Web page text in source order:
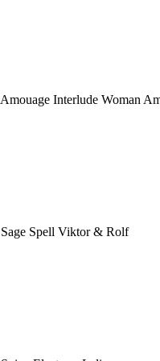
Amouage Interlude Woman
Sage Spell Viktor & Rolf